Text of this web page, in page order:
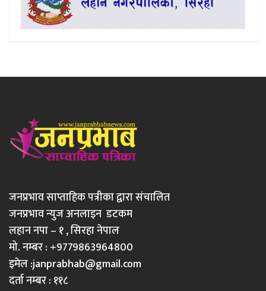
जनप्रभाव साप्ताहिक पत्रीका द्वारा संचालित
जनप्रभाव न्युज अनलाइन डटकम
लहान नपा – १ , सिरहा नेपाल
मो. नम्बर : +9779863964800
इमेल :janprabhab@gmail.com
दर्ता नम्बर : ११८